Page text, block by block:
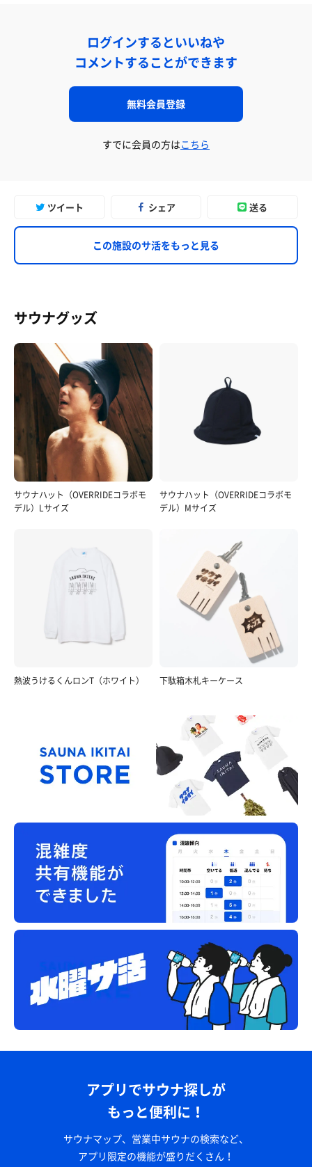
ログインするといいねや
コメントすることができます
無料会員登録
すでに会員の方はこちら
ツイート シェア 送る
この施設のサ活をもっと見る
サウナグッズ
サウナハット（OVERRIDEコラボモ
デル）Lサイズ
サウナハット（OVERRIDEコラボモ
デル）Mサイズ
熱波うけるくんロンT（ホワイト） 下駄箱木札キーケース
アプリでサウナ探しが
もっと便利に！
サウナマップ、営業中サウナの検索など、
アプリ限定の機能が盛りだくさん！